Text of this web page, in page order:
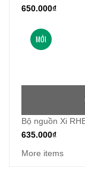
650.000₫
MỚI
Bộ nguồn Xi
635.000₫
More items